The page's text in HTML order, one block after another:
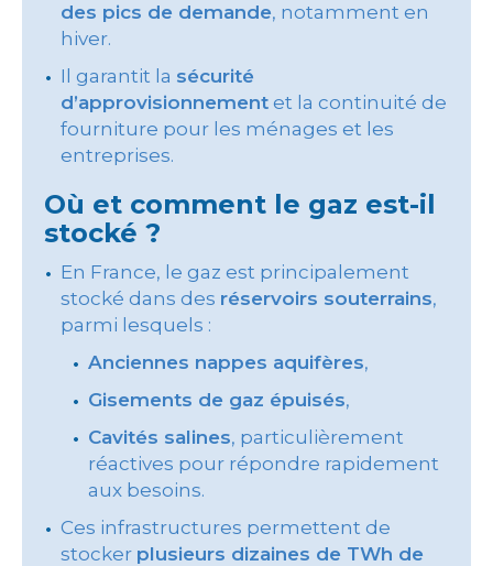
des pics de demande, notamment en
hiver.
Il garantit la sécurité
d’approvisionnement et la continuité de
fourniture pour les ménages et les
entreprises.
Où et comment le gaz est-il
stocké ?
En France, le gaz est principalement
stocké dans des réservoirs souterrains,
parmi lesquels :
Anciennes nappes aquifères,
Gisements de gaz épuisés,
Cavités salines, particulièrement
réactives pour répondre rapidement
aux besoins.
Ces infrastructures permettent de
stocker plusieurs dizaines de TWh de